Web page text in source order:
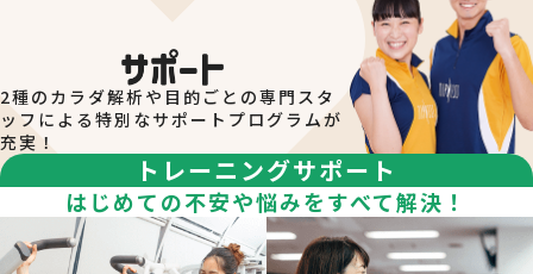
鍵付きの傘立ては、テナント２F入口（セブンイレ
ブンと喫茶店ルノアールの間）に設置しておりま
※店舗内には、傘立てはございません。
中野店では、スペースの都合上、フロントでのお
荷物の一次預かりは実施しておりません。
中野駅、ナカノサウステラビル周辺は、全域駐輪
禁止エリアとなります。
1日～14日：当月分のスケジュールが確認できます。
15日～月末：翌月分のスケジュールも確認いただけま
プログラムの予約について
プログラムへの参加は予約が必要になります。
会員様専用サイト「iTIPNESS」にログインいただき「予
約・確認」のメニューから予約いただけます。 詳しくは、
メニュー内「ご利用ガイド」「予約方法詳細」からご確認
ください。
2種のカラダ解析や目的ごとの専門スタ
ッフによる特別なサポートプログラムが
充実！
トレーニングサポート
はじめての不安や悩みをすべて解決！